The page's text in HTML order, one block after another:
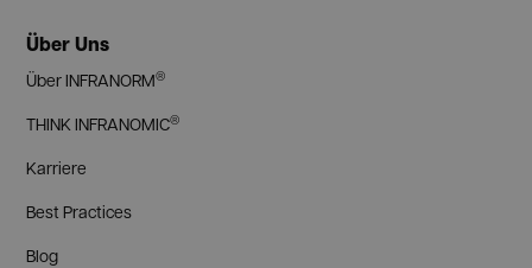
Über Uns
Über INFRANORM®
THINK INFRANOMIC®
Karriere
Best Practices
Blog